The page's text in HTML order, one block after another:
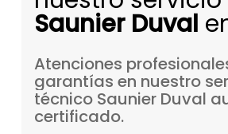
Saunier Duval
Atenciones
garantías en nuestro
técnico Saunier Duval
certificado.